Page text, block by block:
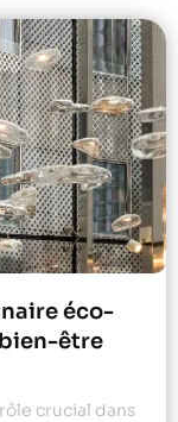
éco-
être
crucial dans